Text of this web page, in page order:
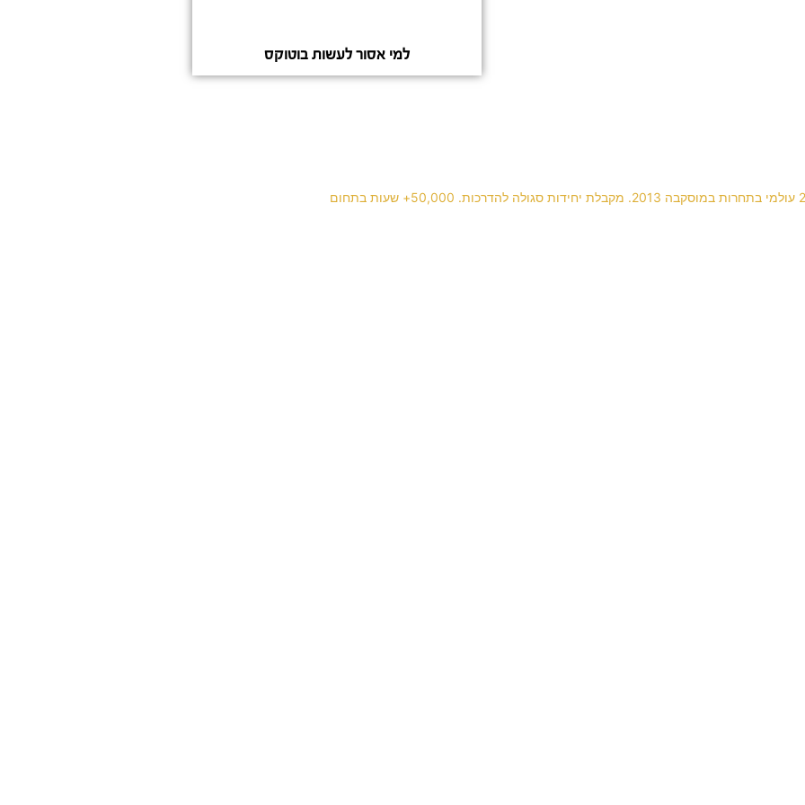
למי אסור לעשות בוטוקס